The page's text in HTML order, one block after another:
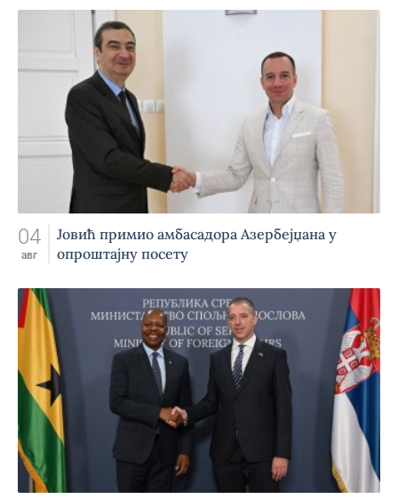
04
авг
Jовић примио амбасадора Азербејџана у
опроштајну посету